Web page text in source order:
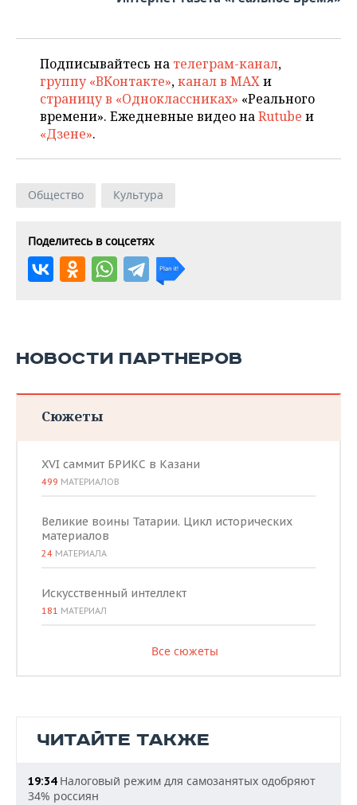
Подписывайтесь на телеграм-канал,
группу «ВКонтакте»,канал в MAXи
страницу в «Одноклассниках» «Реального
времени». Ежедневные видео наRutube и
«Дзене».
Общество Культура
Поделитесь в соцсетях
НОВОСТИ ПАРТНЕРОВ
Сюжеты
XVI саммит БРИКС в Казани
499 МАТЕРИАЛОВ
Великие воины Татарии. Цикл исторических
материалов
24 МАТЕРИАЛА
Искусственный интеллект
181 МАТЕРИАЛ
Все сюжеты
ЧИТАЙТЕ ТАКЖЕ
19:34Налоговый режим для самозанятых одобряют
34% россиян